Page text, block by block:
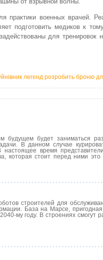
практики военных врачей.
подготовить медиков к
для тренировок
легенд розробить броню
будет заниматься
В данном случае
время
которая стоит перед ними это
строителей для
База на Марсе,
му году. В строениях смогут